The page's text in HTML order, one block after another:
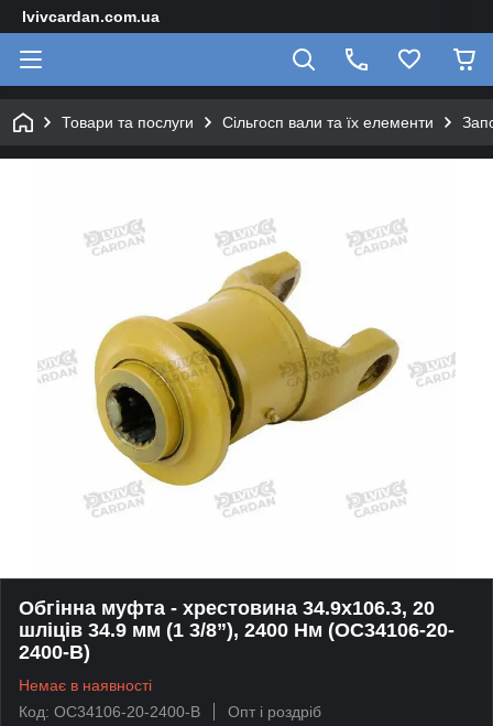
lvivcardan.com.ua
Товари та послуги Сільгосп вали та їх елементи
Обгінна муфта - хрестовина 34.9х106.3, 20
шліців 34.9 мм (1 3/8”), 2400 Нм (OC34106-20-
2400-B)
Немає в наявності
Код: OC34106-20-2400-B
Опт і роздріб